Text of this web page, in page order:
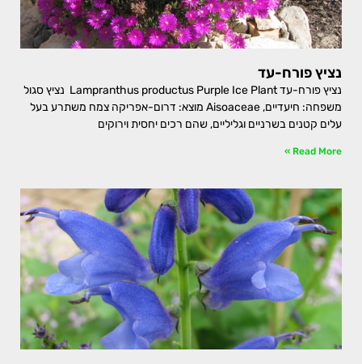
נציץ פורח-עד
נציץ פורח-עד Lampranthus productus Purple Ice Plant נציץ סגול
משפחה: חיעדיים, Aisoaceae מוצא: דרום-אפריקה צמח משתרע בעל
עלים קטנים בשרניים וגליליים, שהם רכים יחסית וירוקים
Read More »